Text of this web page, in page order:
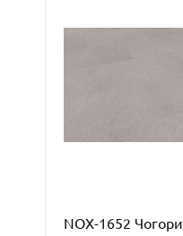
NOX-1652 Чогори